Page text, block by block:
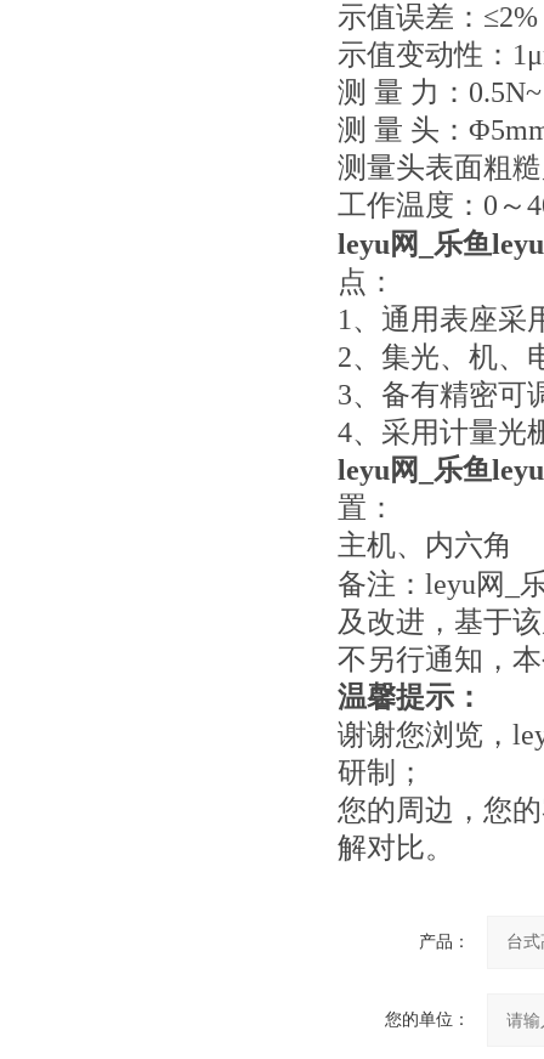
示值误差：≤2%
示值变动性：
测 量 力：
测 量 头：
测量头表面粗
工作温度：0～
leyu网_乐鱼
点：
1、通用表座采
2、集光、机、
3、备有精密可
4、采用计量光
leyu网_乐鱼
置：
主机、内六角
备注：leyu网_
及改进，基于
不另行通知，
温馨提示：
谢谢您浏览，
研制；
您的周边，您
解对比。
产品：
您的单位：